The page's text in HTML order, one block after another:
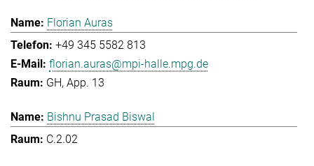
Florian Auras
+49 345 5582 813
florian.auras@mpi-halle.mpg.de
GH, App. 13
Bishnu Prasad Biswal
C.2.02